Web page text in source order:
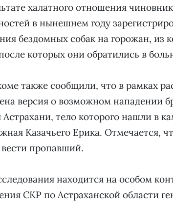
халатного отношения
в нынешнем году
бездомных собак на горожан, из
которых они обратились в
также сообщили, что в рамках
версия о возможном нападении
тело которого нашли в
Казачьего Ерика. Отмечается,
вести пропавший.
находится на особом
СКР по Астраханской области